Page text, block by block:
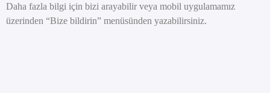
Daha fazla bilgi için bizi arayabilir veya mobil uygulamamız
üzerinden “Bize bildirin” menüsünden yazabilirsiniz.